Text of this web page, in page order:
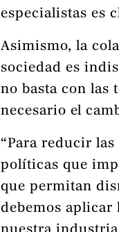
especialistas es
Asimismo, la
sociedad es
no basta con las
necesario el
“Para reducir
políticas que
que permitan
debemos aplicar